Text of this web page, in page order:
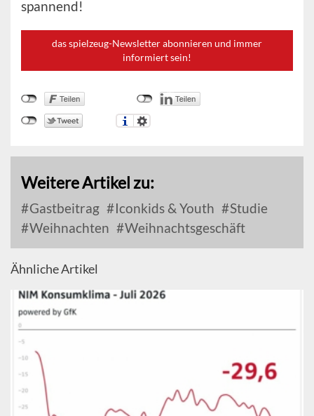
spannend!
das spielzeug-Newsletter abonnieren und immer
informiert sein!
Weitere Artikel zu:
Gastbeitrag Iconkids & Youth
Studie
Weihnachten
Weihnachtsgeschäft
Ähnliche Artikel